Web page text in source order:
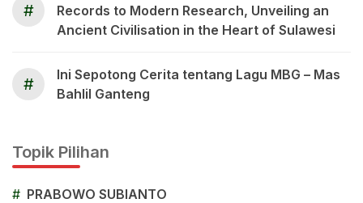
#
Records to Modern Research, Unveiling an
Ancient Civilisation in the Heart of Sulawesi
#
Ini Sepotong Cerita tentang Lagu MBG – Mas
Bahlil Ganteng
Topik Pilihan
# PRABOWO SUBIANTO